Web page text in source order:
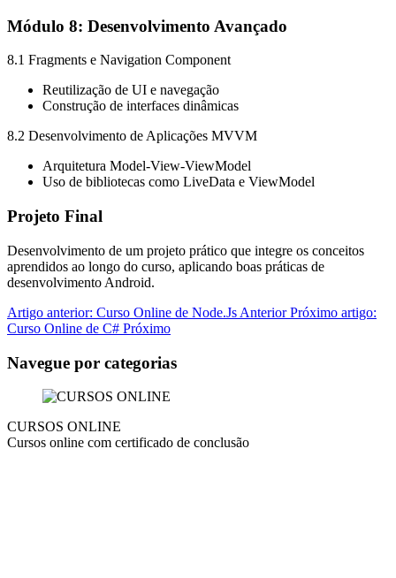
Módulo 8: Desenvolvimento Avançado
8.1 Fragments e Navigation Component
Reutilização de UI e navegação
Construção de interfaces dinâmicas
8.2 Desenvolvimento de Aplicações MVVM
Arquitetura Model-View-ViewModel
Uso de bibliotecas como LiveData e ViewModel
Projeto Final
Desenvolvimento de um projeto prático que integre os conceitos
aprendidos ao longo do curso, aplicando boas práticas de
desenvolvimento Android.
Artigo anterior: Curso Online de Node.Js Anterior Próximo artigo:
Curso Online de C# Próximo
Navegue por categorias
CURSOS ONLINE
Cursos online com certificado de conclusão